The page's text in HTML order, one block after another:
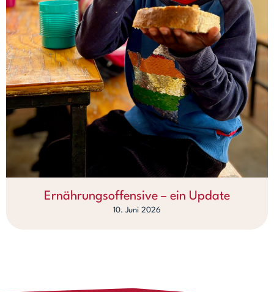
Ernährungsoffensive – ein Update
10. Juni 2026